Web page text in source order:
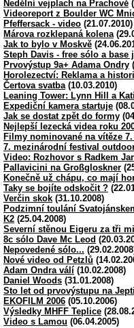
Nedělní vejplach na Prachově
Videoreport z Boulder WC
Pfeffersack - video (21.07.2010)
Márova rozklepaná kolena
Jak to bylo v Moskvě
Steph Davis - free sólo a base
Prvovýstup 9a+ Adama Ondry
Horolezectví: Reklama a
Čertova svatba(10.03.2010)
Leaning Tower: Lynn Hill a
Expediční kamera startuje
Jak se dostat zpět do formy
Nejlepší lezecká videa roku
Filmy nominované na vítěze 7.
7. mezinárodní festival
Video: Rozhovor s Radkem
Pallavicini na Großgloskner
Konečně už chápu, co mají
Taky se bojíte odskočit ?
Verčin skok (31.10.2008)
Podzimní toulání
K2 (25.04.2008)
Severní stěnou Eigeru za tři
8c sólo Dave Mc Leod
Nepovedené sólo...
Nové video od Petzlů
Adam Ondra válí (10.02.2008)
Daniel Woods (31.01.2008)
Sto let od prvovýstupu na
EKOFILM 2006 (05.10.2006)
Výsledky MHFF Teplice
Video s Lamou (06.04.2005)